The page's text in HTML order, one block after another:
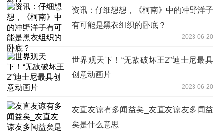
资讯：仔细想想，《柯南》中的冲野洋子
有可能是黑衣组织的卧底？
2023-06-20
世界观天下！“无敌破坏王2”迪士尼最具
创意动画片
2023-06-20
友直友谅有多闻益矣_友直友谅友多闻益
矣是什么意思